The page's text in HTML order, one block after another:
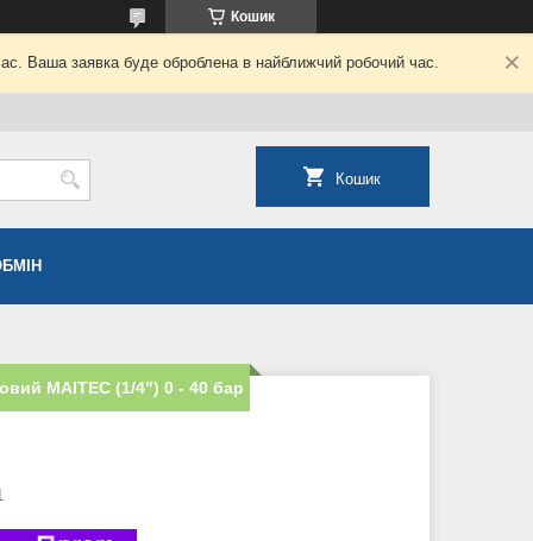
Кошик
Ваша заявка буде оброблена в найближчий робочий час.
Кошик
MAITEC (1/4") 0 - 40 бар